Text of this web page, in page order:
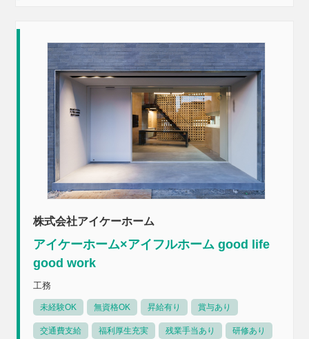
株式会社アイケーホーム
アイケーホーム×アイフルホーム good life
good work
工務
未経験OK 無資格OK 昇給有り 賞与あり
交通費支給 福利厚生充実 残業手当あり 研修あり